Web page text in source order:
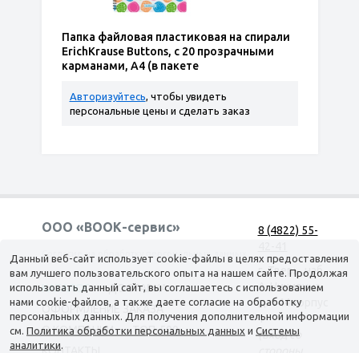
Папка файловая пластиковая на спирали
ErichKrause Buttons, с 20 прозрачными
карманами, A4 (в пакете
Авторизуйтесь, чтобы увидеть
персональные цены и сделать заказ
ООО «ВООК-сервис»
Согласие на обработку персональных данных
КАТАЛОГ
ДОСТАВКА
ОФОРМЛЕНИЕ ЗАКАЗА
О КОМПАНИИ
ТОП-500
8 (4822) 55-
г. Тверь, наб.
А. Никитина,
д. 144 корпус
1
(вход со
Данный веб-сайт использует cookie-файлы в целях предоставления
вам лучшего пользовательского опыта на нашем сайте. Продолжая
использовать данный сайт, вы соглашаетесь с использованием
нами cookie-файлов, а также даете согласие на обработку
персональных данных. Для получения дополнительной информации
см. Политика обработки персональных данных и Системы
аналитики